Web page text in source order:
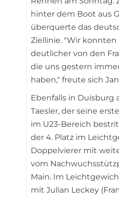
hinter dem Boot aus
überquerte das
Ziellinie. "Wir
deutlicher von den
die uns gestern
haben," freute sich
Ebenfalls in Duisburg
Taesler, der seine
im U23-Bereich
der 4. Platz im
Doppelvierer mit
vom
Main. Im
mit Julian Leckey